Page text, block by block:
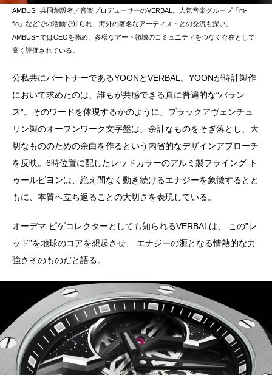
AMBUSH共同創設者／音楽プロデューサーのVERBAL。人気音楽グループ「m-
flo」などでの活動で知られ、海外の著名なアーティストとの交流も深い。
AMBUSHではCEOを務め、多様なアート領域のコミュニティをつなぐ存在として
高く評価されている。
公私共にパートナーであるYOONとVERBAL。YOONが時計製作
において求めたのは、誰もが共感できる真に普遍的な“バラン
ス”。そのワードを体現するかのように、ブラックアヴェンチュ
リン製のオープンワーク文字盤は、余計なものをそぎ落とし、大
切なもののための余白を作るという内省的なデザインアプローチ
を反映。6時位置に配したレッドカラーのアルミ製フライング ト
ゥールビヨンは、絶え間なく動き続けるエナジーを象徴するとと
もに、本質へ立ち返ることの大切さを表現している。
オーデマ ピゲコレクターとしても知られるVERBALは、 この”レ
ッド”を地球のコアを想起させ、 エナジーの源となる情熱的な力
強さそのものだと語る。